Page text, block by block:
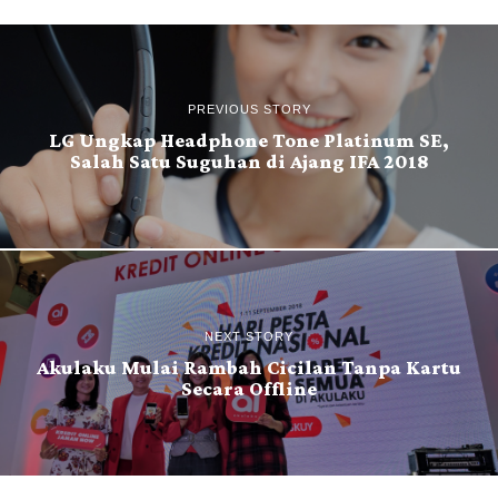
PREVIOUS STORY
LG Ungkap Headphone Tone Platinum SE,
Salah Satu Suguhan di Ajang IFA 2018
NEXT STORY
Akulaku Mulai Rambah Cicilan Tanpa Kartu
Secara Offline